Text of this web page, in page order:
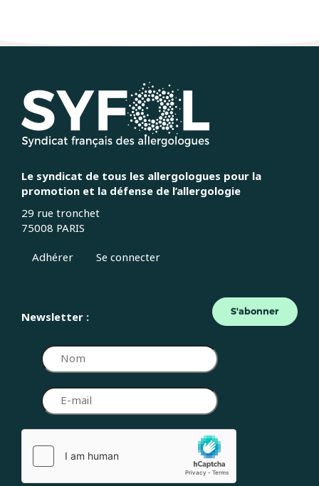
Le syndicat de tous les allergologues pour la
promotion et la défense de l’allergologie
29 rue tronchet
75008 PARIS
Adhérer
Se connecter
Newsletter : S'abonner